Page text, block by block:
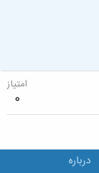
امتیاز
0
درباره